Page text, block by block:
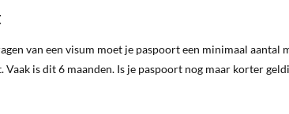
van een visum moet je paspoort een minimaal aantal
is dit 6 maanden. Is je paspoort nog maar korter